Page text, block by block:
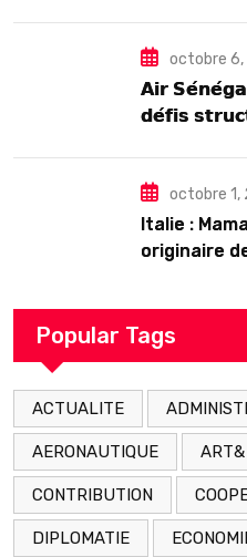
octobre
𝗔𝗶𝗿
𝗱𝗲́𝗳𝗶𝘀
octobre 1,
Italie :
originaire
arrestation
Popular Tags
ACTUALITE
AERONAUTIQUE
CONTRIBUTION
DIPLOMATIE